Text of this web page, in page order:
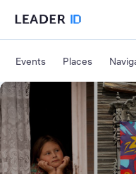
Events Places